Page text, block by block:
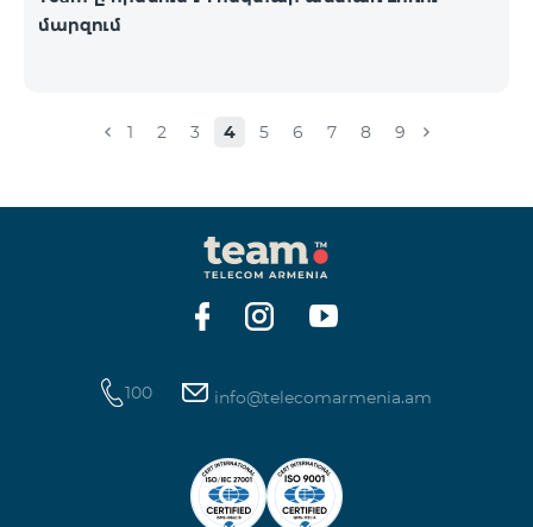
մարզում
1 2 3 4 5 6 7 8 9
100 info@telecomarmenia.am